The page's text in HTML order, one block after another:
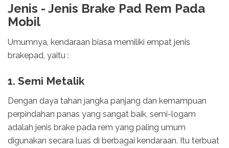
Jenis - Jenis Brake Pad Rem Pada
Mobil
Umumnya, kendaraan biasa memiliki empat jenis
brakepad, yaitu :
1. Semi Metalik
Dengan daya tahan jangka panjang dan kemampuan
perpindahan panas yang sangat baik, semi-logam
adalah jenis brake pada rem yang paling umum
digunakan secara luas di berbagai kendaraan. Itu terbuat